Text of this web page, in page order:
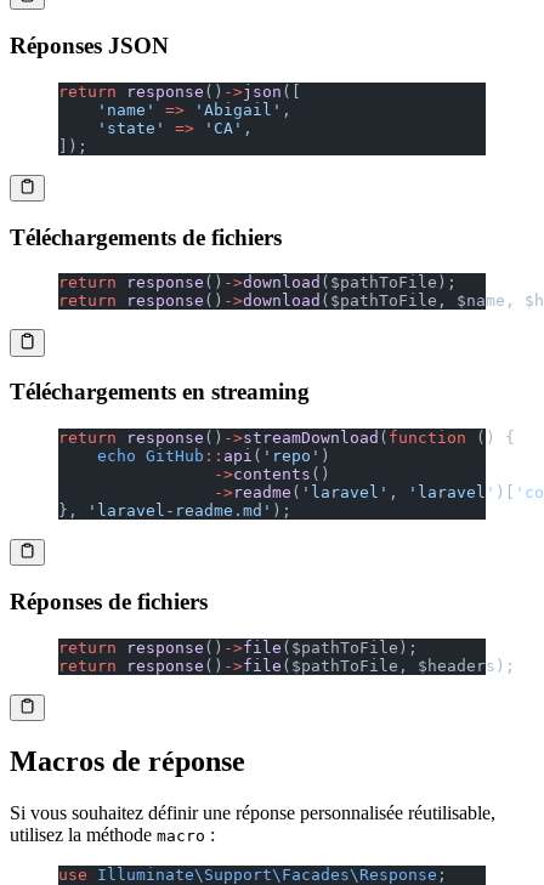
Réponses JSON
return response () ->json ([
    'name'
=> 'Abigail' ,
    'state'
=> 'CA' ,
]);
Téléchargements de fichiers
return response () ->download ($pathToFile);
return response () ->download ($pathToFile, $name,
Téléchargements en streaming
return response () ->streamDownload ( function () {
    echo
GitHub :: api ( 'repo' )
                ->
contents ()
                ->
readme ( 'laravel' , 'laravel' )[
},
'laravel-readme.md' );
Réponses de fichiers
return response () ->file ($pathToFile);
return response () ->file ($pathToFile, $headers);
Macros de réponse
Si vous souhaitez définir une réponse personnalisée réutilisable,
utilisez la méthode macro :
use Illuminate\Support\Facades\Response ;